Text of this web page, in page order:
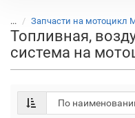
... Запчасти на мотоцикл
Топливная,
система на